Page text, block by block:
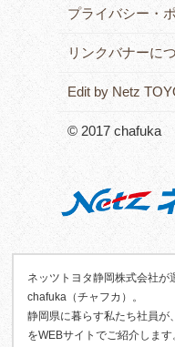
プライバシー・
リンクバナーに
Edit by Netz
© 2017 chafuka
ネッツトヨタ静岡株式会社が
chafuka（チャフカ）。
静岡県に暮らす私たち社員が
をWEBサイトでご紹介しま